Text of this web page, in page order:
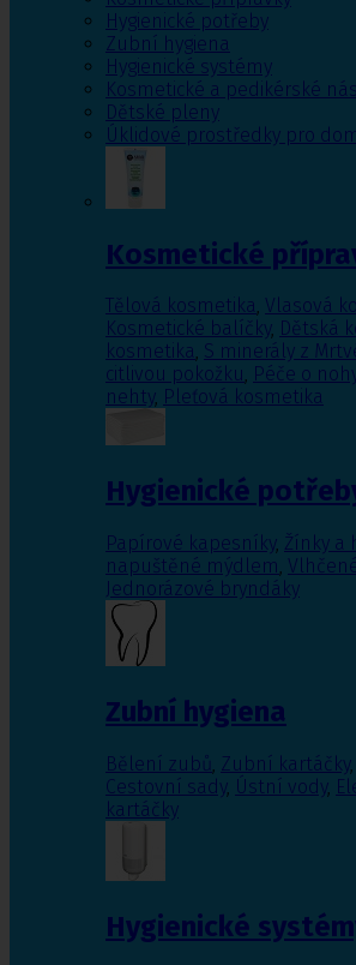
Hygienické potřeby
Zubní hygiena
Hygienické systémy
Kosmetické a pedikérské
Dětské pleny
Úklidové prostředky pro
Kosmetické
Tělová kosmetika, Vlasová
Kosmetické balíčky, Dětská
kosmetika, S minerály z
citlivou pokožku, Péče o
nehty, Pleťová kosmetika
Hygienické
Papírové kapesníky, Žínky a
napuštěné mýdlem,
Jednorázové bryndáky
Zubní hygiena
Bělení zubů, Zubní kartáčky,
Cestovní sady, Ústní vody,
kartáčky
Hygienické